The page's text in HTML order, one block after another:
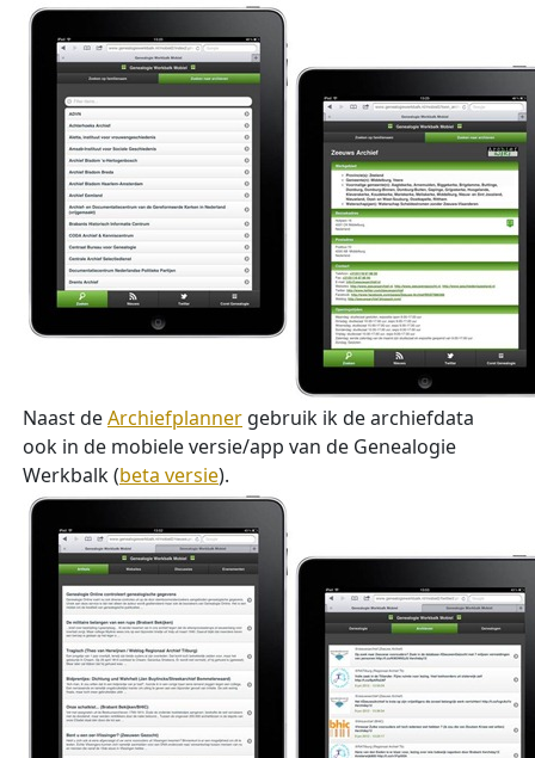
Naast deArchiefplanner gebruik ik de archiefdata
ook in de mobiele versie/app van de Genealogie
Werkbalk (beta versie).